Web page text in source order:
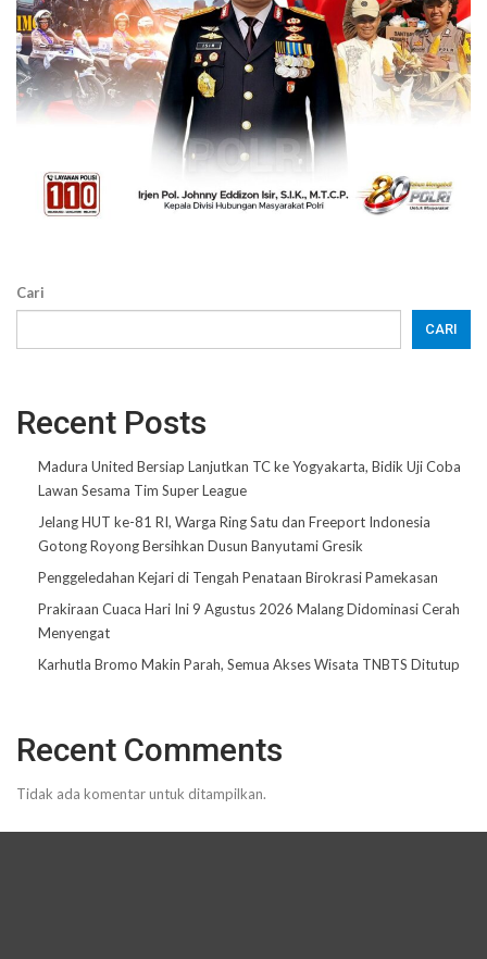
Cari
CARI
Recent Posts
Madura United Bersiap Lanjutkan TC ke Yogyakarta, Bidik Uji Coba
Lawan Sesama Tim Super League
Jelang HUT ke-81 RI, Warga Ring Satu dan Freeport Indonesia
Gotong Royong Bersihkan Dusun Banyutami Gresik
Penggeledahan Kejari di Tengah Penataan Birokrasi Pamekasan
Prakiraan Cuaca Hari Ini 9 Agustus 2026 Malang Didominasi Cerah
Menyengat
Karhutla Bromo Makin Parah, Semua Akses Wisata TNBTS Ditutup
Recent Comments
Tidak ada komentar untuk ditampilkan.